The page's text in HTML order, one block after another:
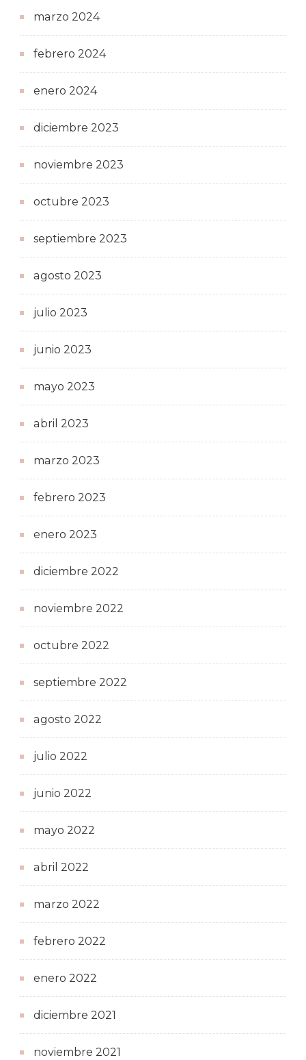
marzo 2024
febrero 2024
enero 2024
diciembre 2023
noviembre 2023
octubre 2023
septiembre 2023
agosto 2023
julio 2023
junio 2023
mayo 2023
abril 2023
marzo 2023
febrero 2023
enero 2023
diciembre 2022
noviembre 2022
octubre 2022
septiembre 2022
agosto 2022
julio 2022
junio 2022
mayo 2022
abril 2022
marzo 2022
febrero 2022
enero 2022
diciembre 2021
noviembre 2021